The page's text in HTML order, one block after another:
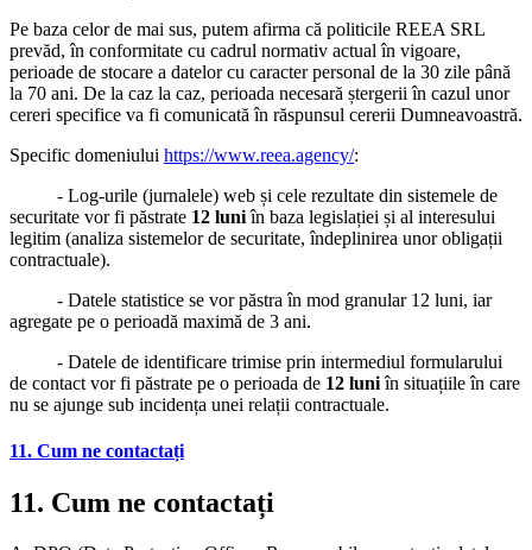
Pe baza celor de mai sus, putem afirma că politicile REEA SRL
prevăd, în conformitate cu cadrul normativ actual în vigoare,
perioade de stocare a datelor cu caracter personal de la 30 zile până
la 70 ani. De la caz la caz, perioada necesară ștergerii în cazul unor
cereri specifice va fi comunicată în răspunsul cererii Dumneavoastră.
Specific domeniului https://www.reea.agency/:
- Log-urile (jurnalele) web și cele rezultate din sistemele de
securitate vor fi păstrate 12 luniîn baza legislației și al interesului
legitim (analiza sistemelor de securitate, îndeplinirea unor obligații
contractuale).
- Datele statistice se vor păstra în mod granular 12 luni, iar
agregate pe o perioadă maximă de 3 ani.
- Datele de identificare trimise prin intermediul formularului
de contact vor fi păstrate pe o perioada de 12 luniîn situațiile în care
nu se ajunge sub incidența unei relații contractuale.
11. Cum ne contactați
11. Cum ne contactați